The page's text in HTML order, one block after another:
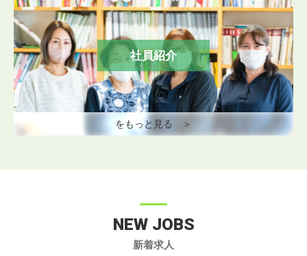
社員紹介
をもっと見る ＞
新着求人
NEW JOBS